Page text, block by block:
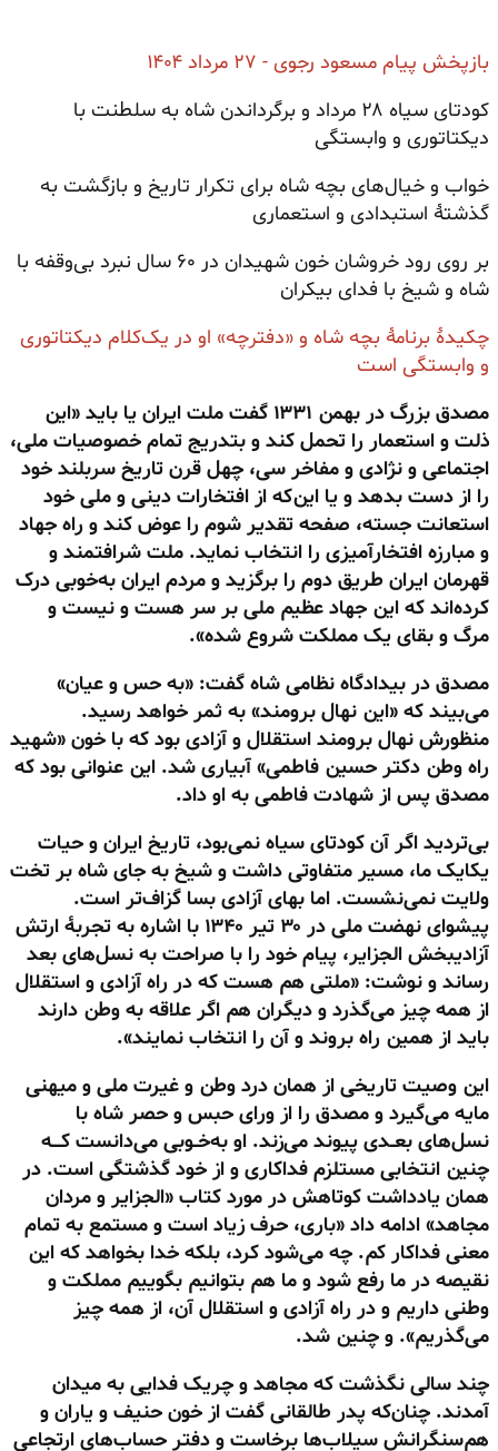
بازپخش پیام مسعود رجوی - ۲۷ مرداد ۱۴۰۴
کودتای سیاه ۲۸ مرداد و برگرداندن شاه به سلطنت با
دیکتاتوری و وابستگی
خواب و خیال‌های بچه شاه برای تکرار تاریخ و بازگشت به
گذشتهٔ استبدادی و استعماری
بر روی رود خروشان خون شهیدان در ۶۰ سال نبرد بی‌وقفه با
شاه و شیخ با فدای بیکران
چکیدهٔ برنامهٔ بچه شاه و «دفترچه» او در یک‌کلام دیکتاتوری
و وابستگی است
مصدق بزرگ در بهمن ۱۳۳۱ گفت ملت ایران یا باید «این
ذلت و استعمار را تحمل کند و بتدریج تمام خصوصیات ملی،
اجتماعی و نژادی و مفاخر سی، چهل قرن تاریخ سربلند خود
را از دست بدهد و یا این‌که از افتخارات دینی و ملی خود
استعانت جسته، صفحه تقدیر شوم را عوض کند و راه جهاد
و مبارزه افتخارآمیزی را انتخاب نماید. ملت شرافتمند و
قهرمان ایران طریق دوم را برگزید و مردم ایران به‌خوبی درک
کرده‌اند که این جهاد عظیم ملی بر سر هست و نیست و
مرگ و بقای یک مملکت شروع شده».
مصدق در بیدادگاه نظامی شاه گفت: «به حس و عیان»
می‌بیند که «این نهال برومند» به ثمر خواهد رسید.
منظورش نهال برومند استقلال و آزادی بود که با خون «شهید
راه وطن دکتر حسین فاطمی» آبیاری شد. این عنوانی بود که
مصدق پس از شهادت فاطمی به او داد.
بی‌تردید اگر آن کودتای سیاه نمی‌بود، تاریخ ایران و حیات
یکایک ما، مسیر متفاوتی داشت و شیخ به جای شاه بر تخت
ولایت نمی‌نشست. اما بهای آزادی بسا گزاف‌تر است.
پیشوای نهضت ملی در ۳۰ تیر ۱۳۴۰ با اشاره به تجربهٔ ارتش
آزادیبخش الجزایر، پیام خود را با صراحت به نسل‌های بعد
رساند و نوشت: «ملتی هم هست که در راه آزادی و استقلال
از همه چیز می‌گذرد و دیگران هم اگر علاقه به وطن دارند
باید از همین راه بروند و آن را انتخاب نمایند».
این وصیت تاریخی از همان درد وطن و غیرت ملی و میهنی
مایه می‌گیرد و مصدق را از ورای حبس و حصر شاه با
نسل‌های بعــدی پیوند می‌زند. او به‌خــوبی می‌دانست کــــه
چنین انتخابی مستلزم فداکاری و از خود گذشتگی است. در
همان یادداشت کوتاهش در مورد کتاب «الجزایر و مردان
مجاهد» ادامه داد «باری، حرف زیاد است و مستمع به تمام
معنی فداکار کم. چه می‌شود کرد، بلکه خدا بخواهد که این
نقیصه در ما رفع شود و ما هم بتوانیم بگوییم مملکت و
وطنی داریم و در راه آزادی و استقلال آن، از همه چیز
می‌گذریم». و چنین شد.
چند سالی نگذشت که مجاهد و چریک فدایی به میدان
آمدند. چنان‌که پدر طالقانی گفت از خون حنیف و یاران و
هم‌سنگرانش سیلاب‌ها برخاست و دفتر حساب‌های ارتجاعی